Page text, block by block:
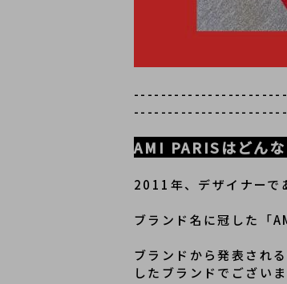
AMI PARISはどん
2011年、デザイナーで
ブランド名に冠した「
ブランドから発表され
したブランドでございま